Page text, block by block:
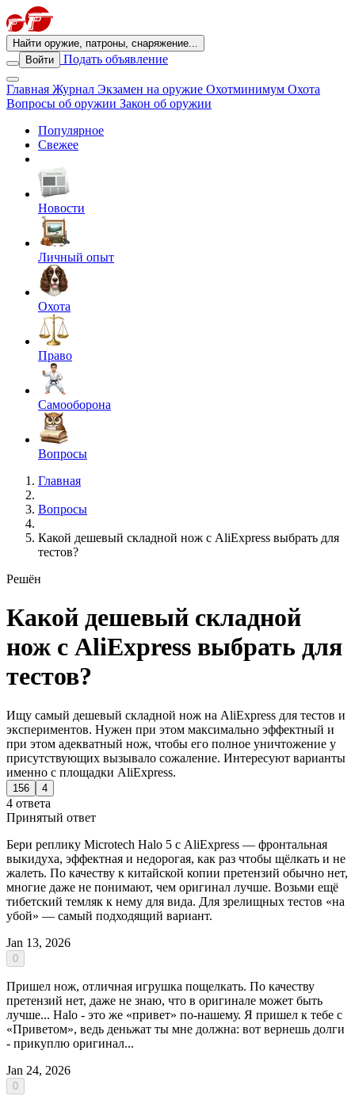
Найти оружие, патроны, снаряжение...
Войти
Подать объявление
Главная Журнал Экзамен на оружие Охотминимум Охота
Вопросы об оружии Закон об оружии
Популярное
Свежее
Новости
Личный опыт
Охота
Право
Самооборона
Вопросы
Главная
Вопросы
Какой дешевый складной нож с AliExpress выбрать для
тестов?
Решён
Какой дешевый складной
нож с AliExpress выбрать для
тестов?
Ищу самый дешевый складной нож на AliExpress для тестов и
экспериментов. Нужен при этом максимально эффектный и
при этом адекватный нож, чтобы его полное уничтожение у
присутствующих вызывало сожаление. Интересуют варианты
именно с площадки AliExpress.
156 4
4 ответа
Принятый ответ
Бери реплику Microtech Halo 5 с AliExpress — фронтальная
выкидуха, эффектная и недорогая, как раз чтобы щёлкать и не
жалеть. По качеству к китайской копии претензий обычно нет,
многие даже не понимают, чем оригинал лучше. Возьми ещё
тибетский темляк к нему для вида. Для зрелищных тестов «на
убой» — самый подходящий вариант.
Jan 13, 2026
0
Пришел нож, отличная игрушка пощелкать. По качеству
претензий нет, даже не знаю, что в оригинале может быть
лучше... Halo - это же «привет» по-нашему. Я пришел к тебе с
«Приветом», ведь деньжат ты мне должна: вот вернешь долги
- прикуплю оригинал...
Jan 24, 2026
0